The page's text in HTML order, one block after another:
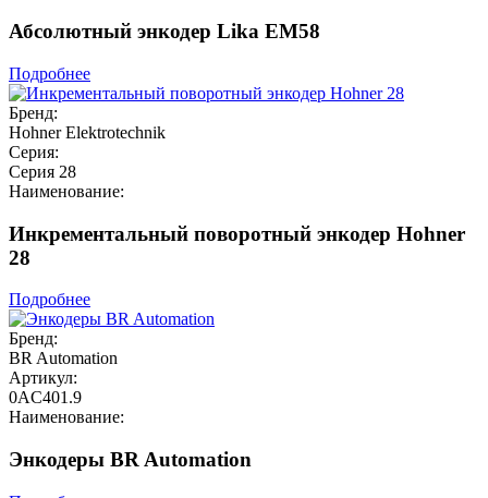
Абсолютный энкодер Lika EM58
Подробнее
Бренд:
Hohner Elektrotechnik
Серия:
Серия 28
Наименование:
Инкрементальный поворотный энкодер Hohner
28
Подробнее
Бренд:
BR Automation
Артикул:
0AC401.9
Наименование:
Энкодеры BR Automation